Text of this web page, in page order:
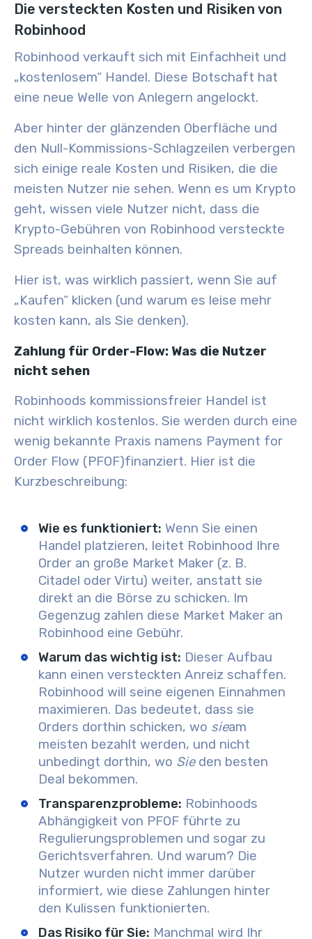
Die versteckten Kosten und Risiken von
Robinhood
Robinhood verkauft sich mit Einfachheit und
„kostenlosem“ Handel. Diese Botschaft hat
eine neue Welle von Anlegern angelockt.
Aber hinter der glänzenden Oberfläche und
den Null-Kommissions-Schlagzeilen verbergen
sich einige reale Kosten und Risiken, die die
meisten Nutzer nie sehen. Wenn es um Krypto
geht, wissen viele Nutzer nicht, dass die
Krypto-Gebühren von Robinhood versteckte
Spreads beinhalten können.
Hier ist, was wirklich passiert, wenn Sie auf
„Kaufen“ klicken (und warum es leise mehr
kosten kann, als Sie denken).
Zahlung für Order-Flow: Was die Nutzer
nicht sehen
Robinhoods kommissionsfreier Handel ist
nicht wirklich kostenlos. Sie werden durch eine
wenig bekannte Praxis namens Payment for
Order Flow (PFOF)finanziert. Hier ist die
Kurzbeschreibung:
Wie es funktioniert: Wenn Sie einen
Handel platzieren, leitet Robinhood Ihre
Order an große Market Maker (z. B.
Citadel oder Virtu) weiter, anstatt sie
direkt an die Börse zu schicken. Im
Gegenzug zahlen diese Market Maker an
Robinhood eine Gebühr.
Warum das wichtig ist: Dieser Aufbau
kann einen versteckten Anreiz schaffen.
Robinhood will seine eigenen Einnahmen
maximieren. Das bedeutet, dass sie
Orders dorthin schicken, wo sieam
meisten bezahlt werden, und nicht
unbedingt dorthin, wo Sieden besten
Deal bekommen.
Transparenzprobleme: Robinhoods
Abhängigkeit von PFOF führte zu
Regulierungsproblemen und sogar zu
Gerichtsverfahren. Und warum? Die
Nutzer wurden nicht immer darüber
informiert, wie diese Zahlungen hinter
den Kulissen funktionierten.
Das Risiko für Sie: Manchmal wird Ihr